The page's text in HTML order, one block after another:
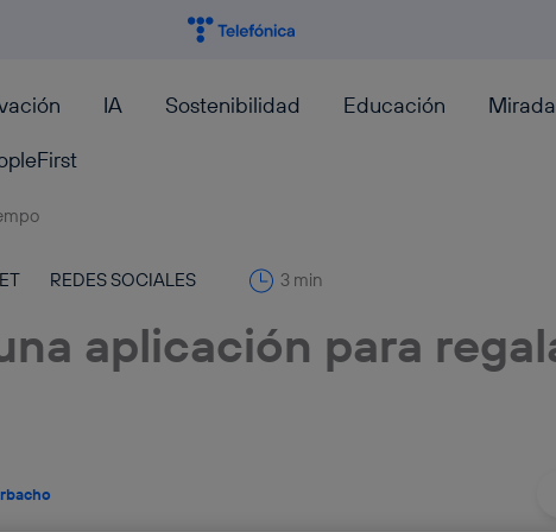
IA Sostenibilidad Educación
REDES SOCIALES 3 min
aplicación para